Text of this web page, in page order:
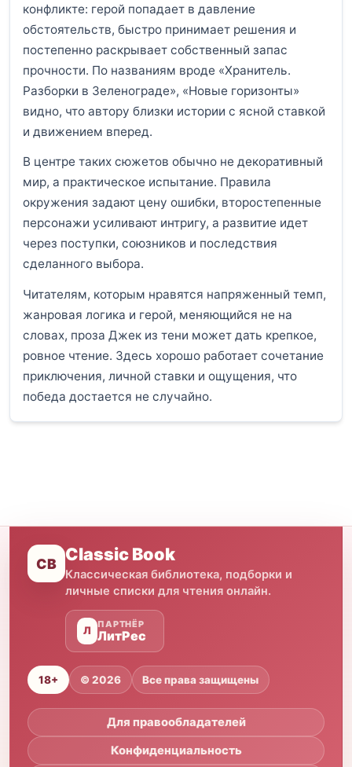
конфликте: герой попадает в давление
обстоятельств, быстро принимает решения и
постепенно раскрывает собственный запас
прочности. По названиям вроде «Хранитель.
Разборки в Зеленограде», «Новые горизонты»
видно, что автору близки истории с ясной ставкой
и движением вперед.
В центре таких сюжетов обычно не декоративный
мир, а практическое испытание. Правила
окружения задают цену ошибки, второстепенные
персонажи усиливают интригу, а развитие идет
через поступки, союзников и последствия
сделанного выбора.
Читателям, которым нравятся напряженный темп,
жанровая логика и герой, меняющийся не на
словах, проза Джек из тени может дать крепкое,
ровное чтение. Здесь хорошо работает сочетание
приключения, личной ставки и ощущения, что
победа достается не случайно.
CB Classic Book
Классическая библиотека, подборки и
личные списки для чтения онлайн.
Л
ПАРТНЁР
ЛитРес
18+ © 2026 Все права защищены
Для правообладателей
Конфиденциальность